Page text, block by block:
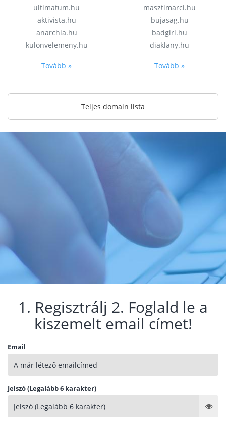
ultimatum.hu
aktivista.hu
anarchia.hu
kulonvelemeny.hu
Tovább »
masztimarci.hu
bujasag.hu
badgirl.hu
diaklany.hu
Tovább »
Teljes domain lista
1. Regisztrálj 2. Foglald le a
kiszemelt email címet!
Email
Jelszó (Legalább 6 karakter)